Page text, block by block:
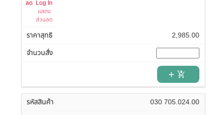
Log In
แสดง
ส่วนลด
2,985.00
add_shopping_cart
030 705.024.00